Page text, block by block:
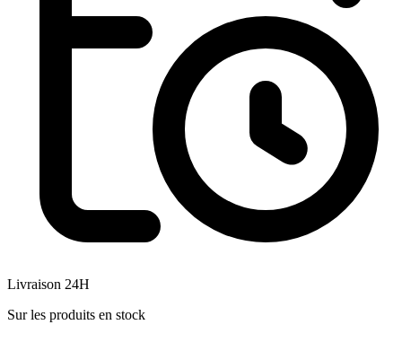
Livraison 24H
Sur les produits en stock